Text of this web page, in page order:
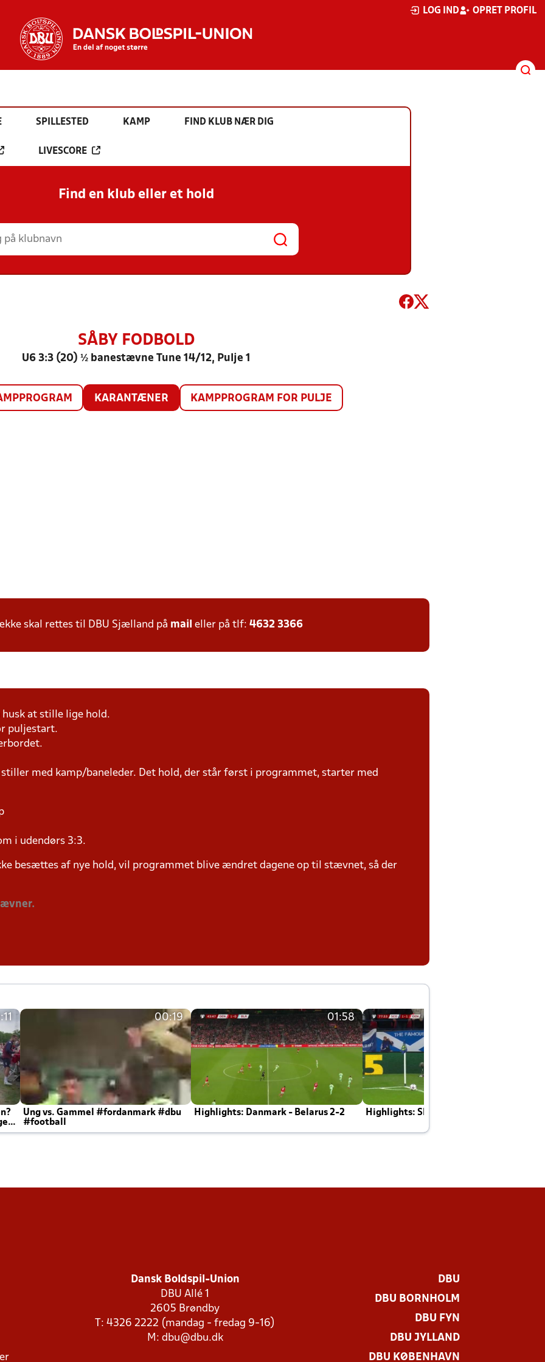
LOG IND OPRET PROFIL
SPILLESTED KAMP FIND KLUB NÆR DIG
LIVESCORE
Find en klub eller et hold
SÅBY FODBOLD
U6 3:3 (20) ½ banestævne Tune 14/12, Pulje 1
KARANTÆNER KAMPPROGRAM FOR PULJE
skal rettes til DBU Sjælland på mail eller på tlf: 4632 3366
husk at stille lige hold.
puljestart.
med kamp/baneleder. Det hold, der står først i programmet, starter med
i udendørs 3:3.
besættes af nye hold, vil programmet blive ændret dagene op til stævnet, så der
00:19
Ung vs. Gammel #fordanmark #dbu
#football
01:58
Highlights: Danmark - Belarus 2-2 Highlights: Skotland - Danmark 4-2
Dansk Boldspil-Union
DBU Allé 1
2605 Brøndby
T: 4326 2222 (mandag - fredag 9-16)
M: dbu@dbu.dk
DBU
DBU BORNHOLM
DBU FYN
DBU JYLLAND
DBU KØBENHAVN